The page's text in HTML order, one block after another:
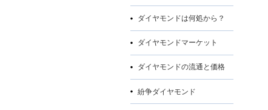
ダイヤモンドは何処から？
ダイヤモンドマーケット
ダイヤモンドの流通と価格
紛争ダイヤモンド